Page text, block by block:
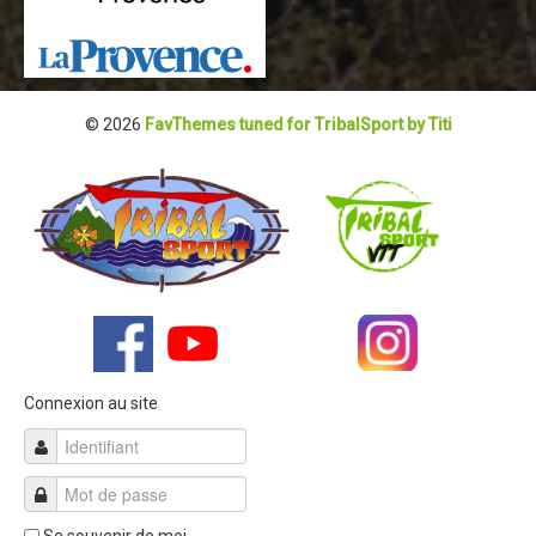
Partenaires
Règlement
Retour sur l'Enduro 2016
Edition 2016
Blog 2016
Bilan de l'Enduro 2016
Résultats
Liste des inscrits
Partenaires
Règlement
Edition 2015
© 2026 FavThemes tuned for TribalSport by Titi
Connexion au site